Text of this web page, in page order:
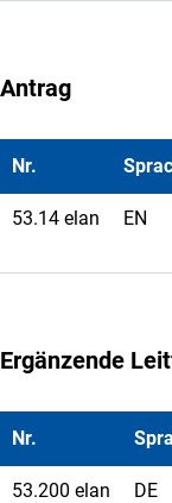
Antrag
Nr.
53.14 elan EN
Ergänzende
Nr.
53.200 elan DE